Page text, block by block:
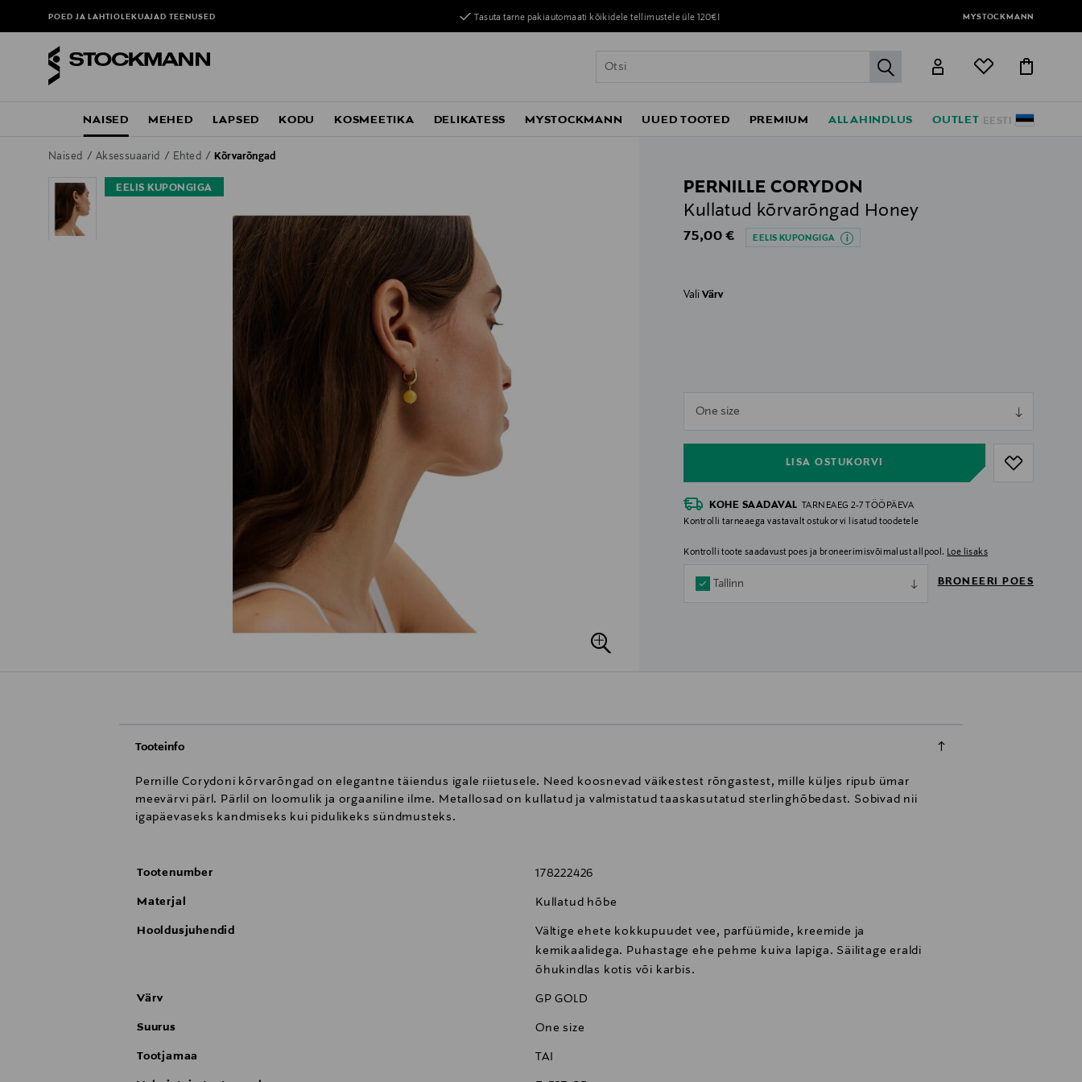
POED JA LAHTIOLEKUAJADTEENUSED Tasuta tarne pakiautomaati kõikidele tellimustele üle 120€! MYSTOCKMANN
label.header.go
EESTI
NAISED MEHED LAPSED KODU KOSMEETIKA DELIKATESS MYSTOCKMANN UUED TOOTED PREMIUM ALLAHINDLUS OUTLET
Naised Aksessuaarid Ehted Kõrvarõngad
EELIS KUPONGIGA
PERNILLE CORYDON
Kullatud kõrvarõngad Honey
Original Price
75,00 € EELIS KUPONGIGA
ValiVärv
One size
LISA OSTUKORVI
null
KOHE SAADAVAL
TARNEAEG 2-7 TÖÖPÄEVA
Kontrolli tarneaega vastavalt ostukorvi lisatud toodetele
Kontrolli toote saadavust poes ja broneerimisvõimalust allpool. Loe lisaks
Tallinn BRONEERI POES
Tooteinfo
Pernille Corydoni kõrvarõngad on elegantne täiendus igale riietusele. Need koosnevad väikestest rõngastest, mille küljes ripub ümar
meevärvi pärl. Pärlil on loomulik ja orgaaniline ilme. Metallosad on kullatud ja valmistatud taaskasutatud sterlinghõbedast. Sobivad nii
igapäevaseks kandmiseks kui pidulikeks sündmusteks.
Tootenumber 178222426
Materjal Kullatud hõbe
Hooldusjuhendid
Vältige ehete kokkupuudet vee, parfüümide, kreemide ja
kemikaalidega. Puhastage ehe pehme kuiva lapiga. Säilitage eraldi
õhukindlas kotis või karbis.
Värv GP GOLD
Suurus One size
Tootjamaa TAI